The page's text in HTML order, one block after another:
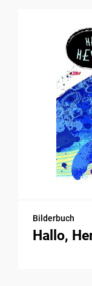
Bilderbuch
Hallo,